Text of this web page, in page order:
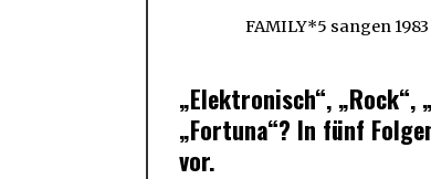
FAMILY*5 sangen
„Elektronisch“, „Rock“,
„Fortuna“? In fünf
vor.